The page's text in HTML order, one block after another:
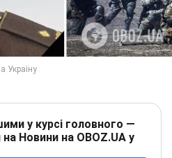
у курсі головного —
на Новини на OBOZ.UA у